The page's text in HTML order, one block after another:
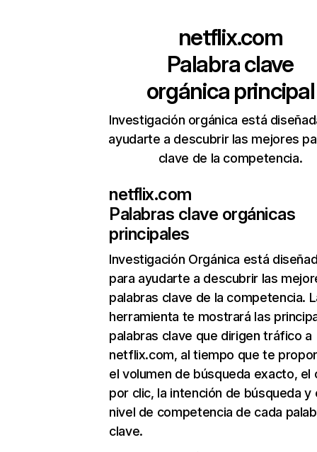
netflix.com
Palabra clave
orgánica principal
Investigación orgánica está
ayudarte a descubrir las mejores
clave de la competencia.
netflix.com
Palabras clave orgánicas
principales
Investigación Orgánica está
para ayudarte a descubrir las
palabras clave de la competencia.
herramienta te mostrará las
palabras clave que dirigen tráfico a
netflix.com, al tiempo que te
el volumen de búsqueda exacto, el
por clic, la intención de búsqueda y
nivel de competencia de cada
clave.